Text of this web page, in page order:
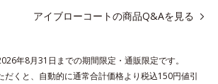
＝全ての方にアレルギーが起こらないという
。
アイブローコートの商品Q&Aを見る
年8月31日までの期間限定・通販限定です。
くと、自動的に通常合計価格より税込150円値引